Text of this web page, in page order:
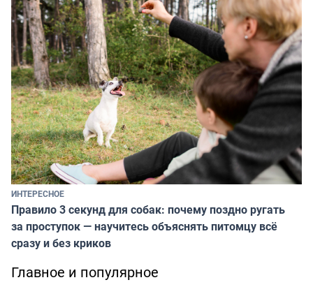
ИНТЕРЕСНОЕ
Правило 3 секунд для собак: почему поздно ругать
за проступок — научитесь объяснять питомцу всё
сразу и без криков
Главное и популярное